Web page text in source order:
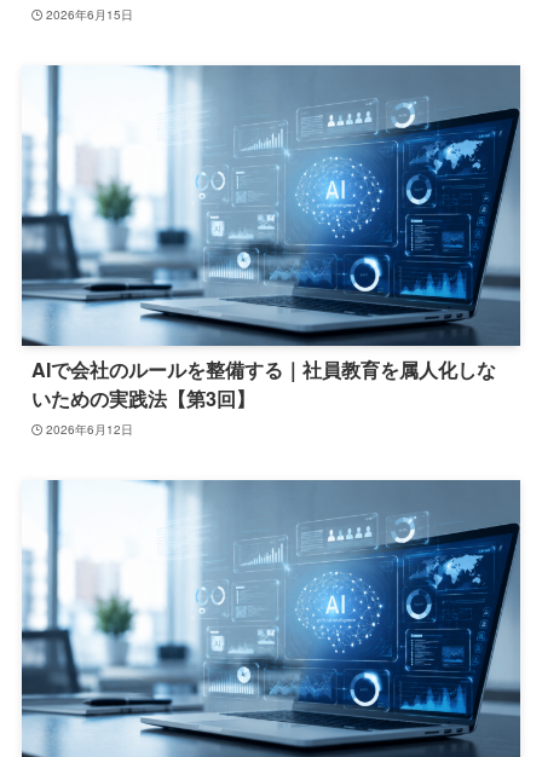
2026年6月15日
AIで会社のルールを整備する｜社員教育を属人化しな
いための実践法【第3回】
2026年6月12日